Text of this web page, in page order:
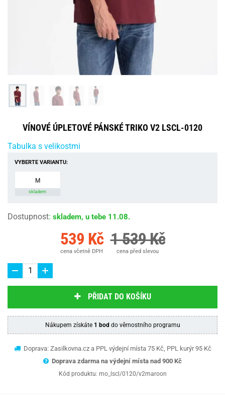
VÍNOVÉ ÚPLETOVÉ PÁNSKÉ TRIKO V2 LSCL-0120
Tabulka s velikostmi
VYBERTE VARIANTU:
M
skladem
Dostupnost: skladem, u tebe 11.08.
539 Kč
cena včetně DPH
1 539 Kč
cena před slevou
PŘIDAT DO KOŠÍKU
Nákupem získáte 1 bod do věrnostního programu
Doprava: Zasilkovna.cz a PPL výdejní místa 75 Kč, PPL kurýr 95 Kč
Doprava zdarma na výdejní místa nad 900 Kč
Kód produktu: mo_lscl/0120/v2maroon